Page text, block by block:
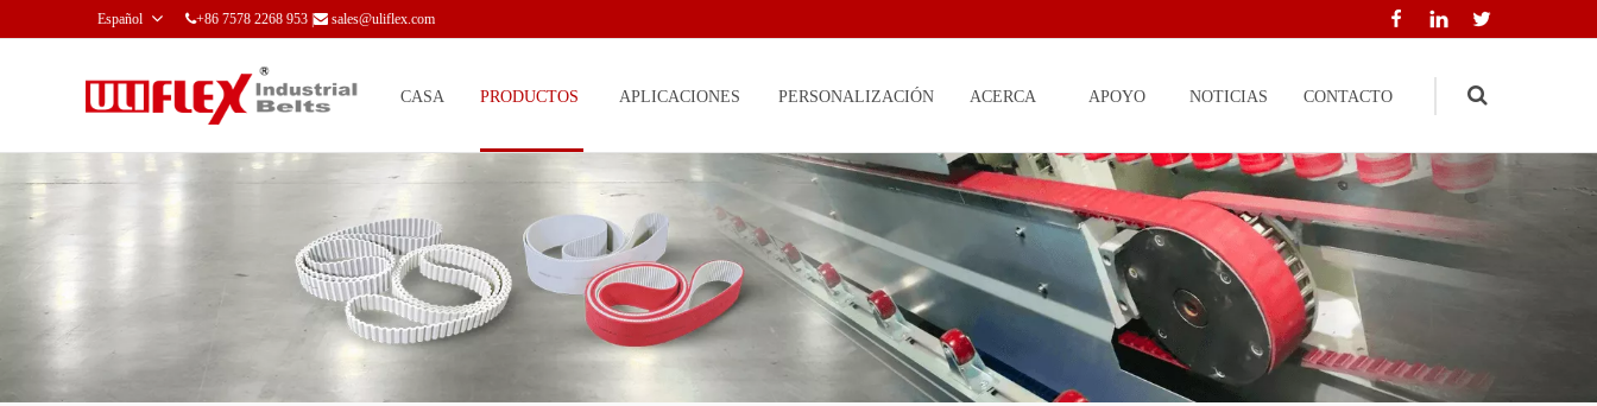
Español +86 7578 2268 953 |  sales@uliflex.com
CASA PRODUCTOS APLICACIONES PERSONALIZACIÓN ACERCA
DE
APOYO NOTICIAS CONTACTO
Search